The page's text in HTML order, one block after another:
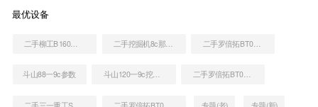
最优设备
二手柳工B160双缸推土机 二手挖掘机8c那里有 二手罗倍拓BT01161高空作业机械
斗山88一9c参数 斗山120一9c挖掘机 二手罗倍拓BT01816高空作业机械